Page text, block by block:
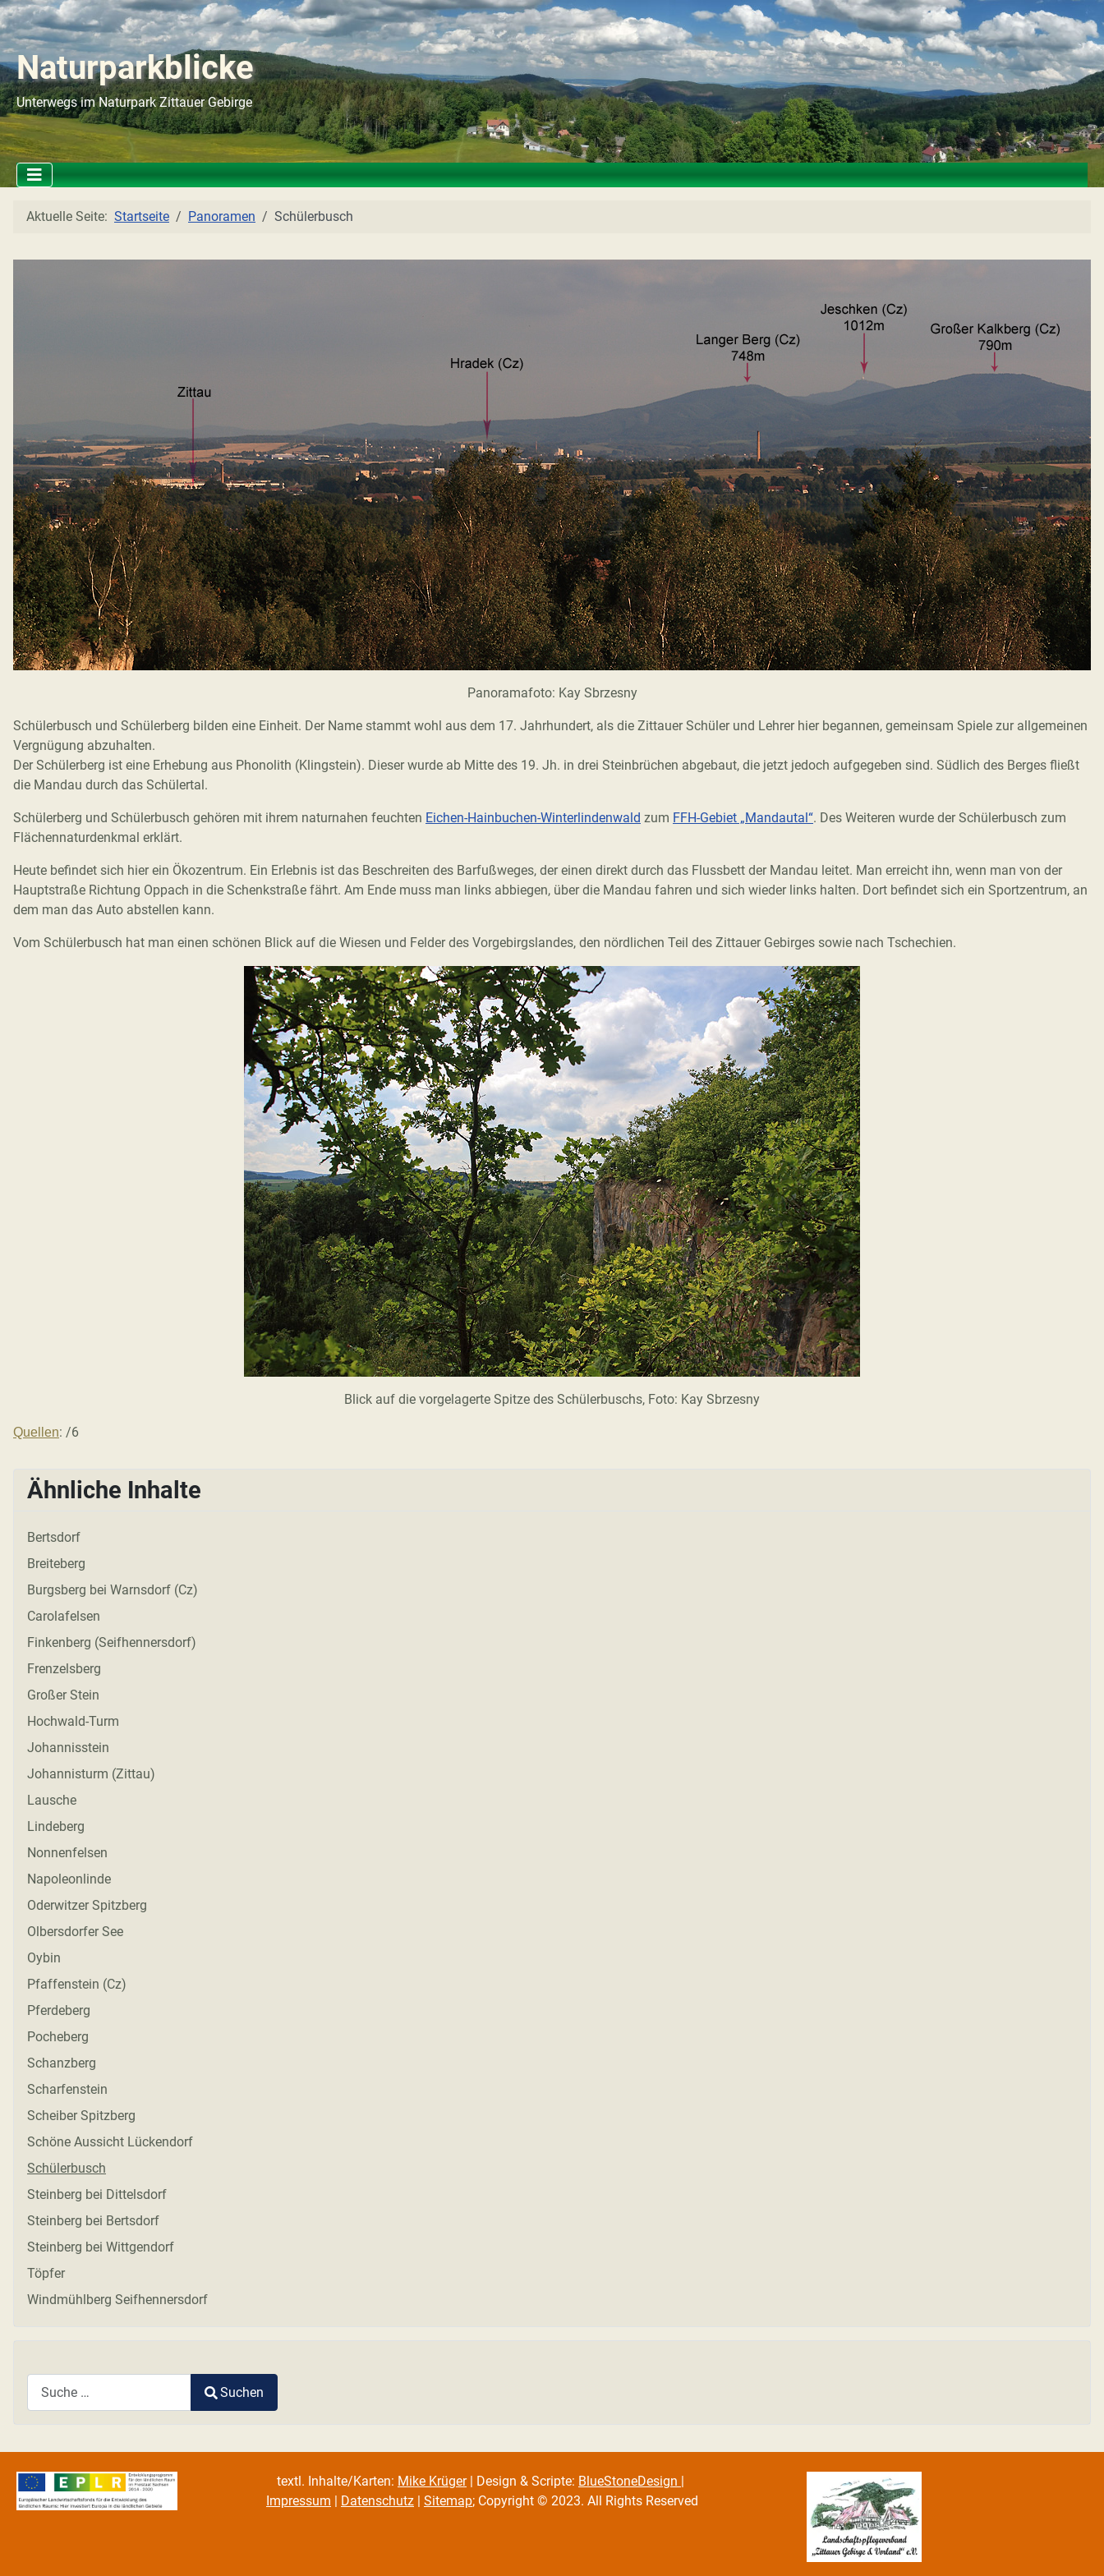
Naturparkblicke
Unterwegs im Naturpark Zittauer Gebirge
Aktuelle Seite: Startseite Panoramen Schülerbusch
Panoramafoto: Kay Sbrzesny
Schülerbusch und Schülerberg bilden eine Einheit. Der Name stammt wohl aus dem 17. Jahrhundert, als die Zittauer Schüler und Lehrer hier begannen, gemeinsam Spiele zur allgemeinen
Vergnügung abzuhalten.
Der Schülerberg ist eine Erhebung aus Phonolith (Klingstein). Dieser wurde ab Mitte des 19. Jh. in drei Steinbrüchen abgebaut, die jetzt jedoch aufgegeben sind. Südlich des Berges fließt
die Mandau durch das Schülertal.
Schülerberg und Schülerbusch gehören mit ihrem naturnahen feuchten Eichen-Hainbuchen-Winterlindenwald zum FFH-Gebiet „Mandautal“. Des Weiteren wurde der Schülerbusch zum
Flächennaturdenkmal erklärt.
Heute befindet sich hier ein Ökozentrum. Ein Erlebnis ist das Beschreiten des Barfußweges, der einen direkt durch das Flussbett der Mandau leitet. Man erreicht ihn, wenn man von der
Hauptstraße Richtung Oppach in die Schenkstraße fährt. Am Ende muss man links abbiegen, über die Mandau fahren und sich wieder links halten. Dort befindet sich ein Sportzentrum, an
dem man das Auto abstellen kann.
Vom Schülerbusch hat man einen schönen Blick auf die Wiesen und Felder des Vorgebirgslandes, den nördlichen Teil des Zittauer Gebirges sowie nach Tschechien.
Blick auf die vorgelagerte Spitze des Schülerbuschs, Foto: Kay Sbrzesny
Quellen: /6
Ähnliche Inhalte
Bertsdorf
Breiteberg
Burgsberg bei Warnsdorf (Cz)
Carolafelsen
Finkenberg (Seifhennersdorf)
Frenzelsberg
Großer Stein
Hochwald-Turm
Johannisstein
Johannisturm (Zittau)
Lausche
Lindeberg
Nonnenfelsen
Napoleonlinde
Oderwitzer Spitzberg
Olbersdorfer See
Oybin
Pfaffenstein (Cz)
Pferdeberg
Pocheberg
Schanzberg
Scharfenstein
Scheiber Spitzberg
Schöne Aussicht Lückendorf
Schülerbusch
Steinberg bei Dittelsdorf
Steinberg bei Bertsdorf
Steinberg bei Wittgendorf
Töpfer
Windmühlberg Seifhennersdorf
Suchen
textl. Inhalte/Karten: Mike Krüger| Design & Scripte: BlueStoneDesign |
Impressum | Datenschutz | Sitemap; Copyright © 2023. All Rights Reserved